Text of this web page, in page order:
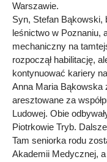
Warszawie.
Syn, Stefan Bąkowski,
leśnictwo w Poznaniu,
mechaniczny na
rozpoczął habilitację,
kontynuować kariery
Anna Maria Bąkowska
aresztowane za
Ludowej. Obie
Piotrkowie Tryb.
Tam seniorka rodu
Akademii Medycznej,